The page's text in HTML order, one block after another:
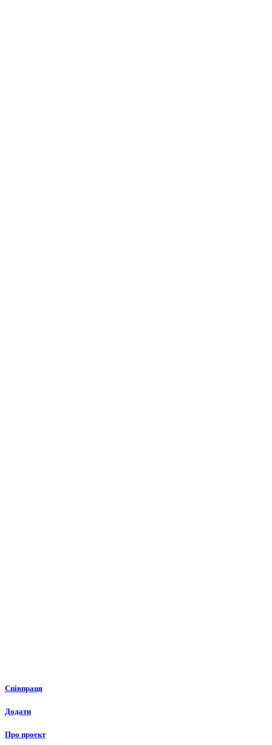
Співпраця
Додати
Про проект